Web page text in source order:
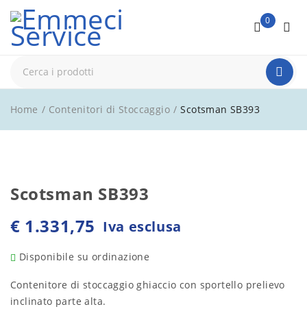
0
Home / Contenitori di Stoccaggio / Scotsman SB393
Scotsman SB393
€ 1.331,75 Iva esclusa
Disponibile su ordinazione
Contenitore di stoccaggio ghiaccio con sportello prelievo
inclinato parte alta.